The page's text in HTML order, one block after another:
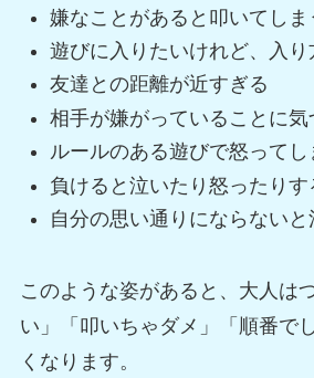
嫌なことがあると叩いてしま
遊びに入りたいけれど、入
友達との距離が近すぎる
相手が嫌がっていることに気
ルールのある遊びで怒ってし
負けると泣いたり怒ったりす
自分の思い通りにならない
このような姿があると、大人は
い」「叩いちゃダメ」「順番で
くなります。